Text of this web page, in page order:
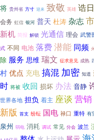
将 贵州省 方寸 迎来 致敬 英雄 诰日
会务 虹信 银河 普天 杜涛 杂志
新机 简报 解锁 光通信 理会 武警
式 不同 电池 落费潜能 同频
除 服务 思维 瑞文 征求意见 成熟
村 优点 充电 搞混 加密 知道
时 将被 收回 损坏 办法 音静
世界各地 担负 着主 座谈 营销
新版 首支 纷纭 国电 禄口 重特 有
泉州 弱电 消耗 调试 常见 分会 波兰